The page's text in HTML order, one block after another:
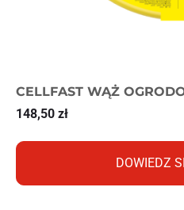
CELLFAST WĄŻ
148,50 zł
DOWIEDZ